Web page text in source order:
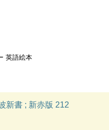
英語絵本
新書 ; 新赤版 212